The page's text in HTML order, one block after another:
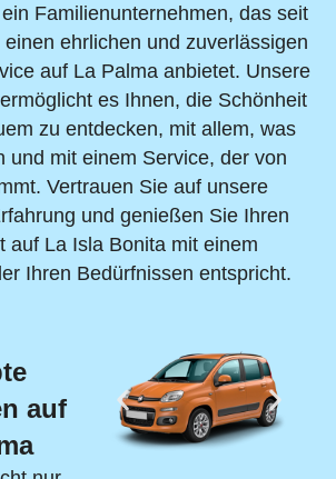
Familienunternehmen, das seit
ehrlichen und zuverlässigen
auf La Palma anbietet. Unsere
es Ihnen, die Schönheit
zu entdecken, mit allem, was
und mit einem Service, der von
Vertrauen Sie auf unsere
und genießen Sie Ihren
auf La Isla Bonita mit einem
Ihren Bedürfnissen entspricht.
auf